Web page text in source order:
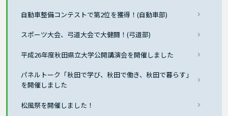
自動車整備コンテストで第2位を獲得！(自動車部)
スポーツ大会、弓道大会で大健闘！(弓道部)
平成26年度秋田県立大学公開講演会を開催しました
パネルトーク「秋田で学び、秋田で働き、秋田で暮らす」
を開催しました
松風祭を開催しました！